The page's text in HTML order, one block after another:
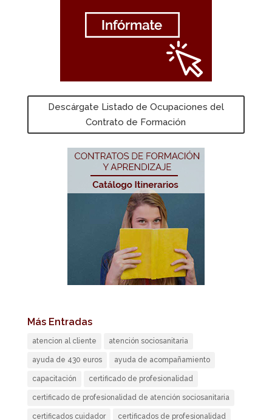
Descárgate Listado de Ocupaciones del
Contrato de Formación
Más Entradas
atencion al cliente atención sociosanitaria
ayuda de 430 euros ayuda de acompañamiento
capacitación certificado de profesionalidad
certificado de profesionalidad de atención sociosanitaria
certificados cuidador certificados de profesionalidad